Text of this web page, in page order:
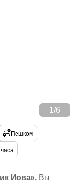
1 /6
Пешком
Иова». Вы